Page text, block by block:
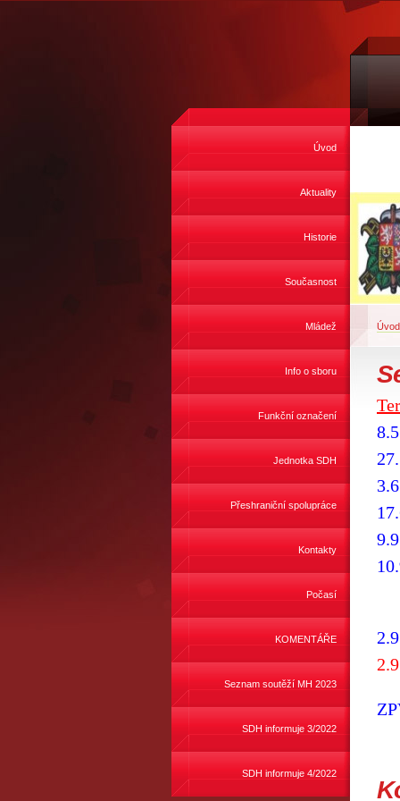
Úvod
Aktuality
Historie
Současnost
Mládež
Info o sboru
Funkční označení
Jednotka SDH
Přeshraniční spolupráce
Kontakty
Počasí
KOMENTÁŘE
Seznam soutěží MH 2023
SDH informuje 3/2022
SDH informuje 4/2022
Úvod